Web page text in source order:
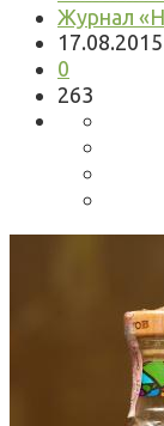
Журнал
17.08.2015
0
263